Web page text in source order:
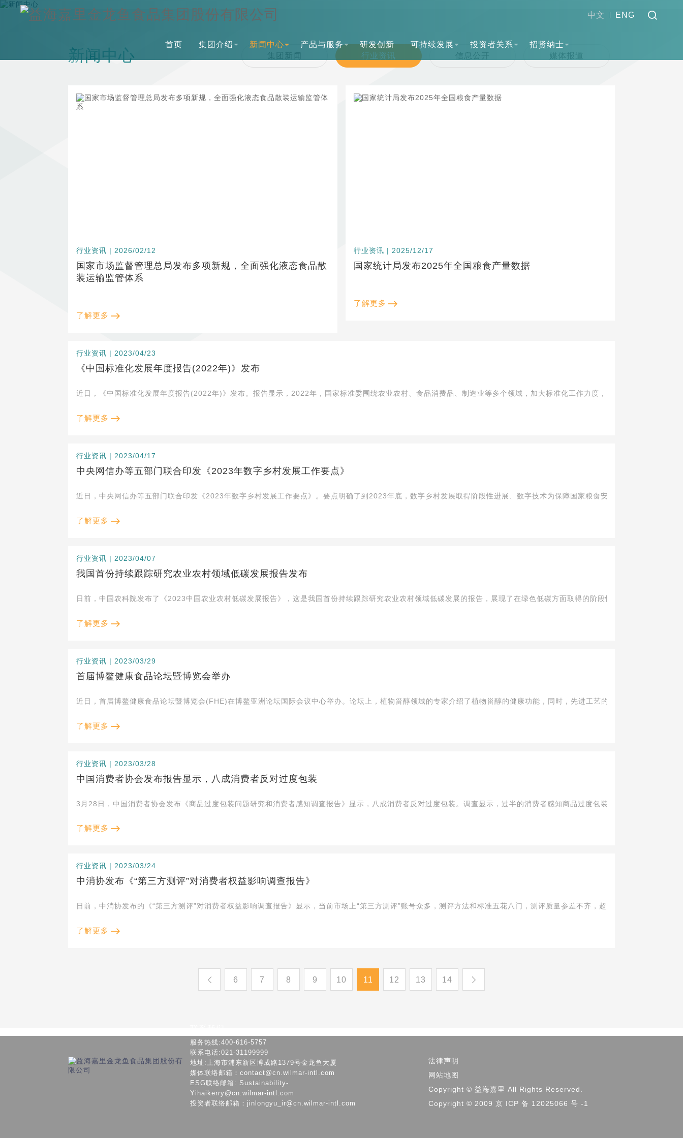
中文 ENG
首页 集团介绍 新闻中心 产品与服务 研发创新 可持续发展 投资者关系 招贤纳士
新闻中心 集团新闻 行业资讯 信息公开 媒体报道
行业资讯 | 2026/02/12
国家市场监督管理总局发布多项新规，全面强化液态食品散
装运输监管体系
了解更多
行业资讯 | 2025/12/17
国家统计局发布2025年全国粮食产量数据
了解更多
行业资讯 | 2023/04/23
《中国标准化发展年度报告(2022年)》发布
近日，《中国标准化发展年度报告(2022年)》发布。报告显示，2022年，国家标准委围绕农业农村、食品消费品、制造业等多个领域，加大标准化工作力度，引领产业发展持续取
了解更多
行业资讯 | 2023/04/17
中央网信办等五部门联合印发《2023年数字乡村发展工作要点》
近日，中央网信办等五部门联合印发《2023年数字乡村发展工作要点》。要点明确了到2023年底，数字乡村发展取得阶段性进展、数字技术为保障国家粮食安全和巩固拓展脱贫攻
了解更多
行业资讯 | 2023/04/07
我国首份持续跟踪研究农业农村领域低碳发展报告发布
日前，中国农科院发布了《2023中国农业农村低碳发展报告》，这是我国首份持续跟踪研究农业农村领域低碳发展的报告，展现了在绿色低碳方面取得的阶段性成果，为建设农业
了解更多
行业资讯 | 2023/03/29
首届博鳌健康食品论坛暨博览会举办
近日，首届博鳌健康食品论坛暨博览会(FHE)在博鳌亚洲论坛国际会议中心举办。论坛上，植物甾醇领域的专家介绍了植物甾醇的健康功能，同时，先进工艺的引入进一步改进了
了解更多
行业资讯 | 2023/03/28
中国消费者协会发布报告显示，八成消费者反对过度包装
3月28日，中国消费者协会发布《商品过度包装问题研究和消费者感知调查报告》显示，八成消费者反对过度包装。调查显示，过半的消费者感知商品过度包装问题比较多，有四成
了解更多
行业资讯 | 2023/03/24
中消协发布《“第三方测评”对消费者权益影响调查报告》
日前，中消协发布的《“第三方测评”对消费者权益影响调查报告》显示，当前市场上“第三方测评”账号众多，测评方法和标准五花八门，测评质量参差不齐，超九成&l...
了解更多
6 7 8 9 10 11 12 13 14
服务热线:400-616-5757
联系电话:021-31199999
地址:上海市浦东新区博成路1379号金龙鱼大厦
媒体联络邮箱：contact@cn.wilmar-intl.com
ESG联络邮箱: Sustainability-
Yihaikerry@cn.wilmar-intl.com
投资者联络邮箱：jinlongyu_ir@cn.wilmar-intl.com
法律声明
网站地图
Copyright © 益海嘉里 All Rights Reserved.
Copyright © 2009 京 ICP 备 12025066 号 -1